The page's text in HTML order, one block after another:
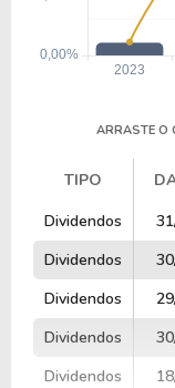
ARRASTE O
TIPO
TIPO
Dividendos
Dividendos
Dividendos
Dividendos
Dividendos